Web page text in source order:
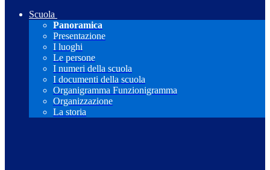
Scuola
Panoramica
Presentazione
I luoghi
Le persone
I numeri della scuola
I documenti della scuola
Organigramma Funzionigramma
Organizzazione
La storia